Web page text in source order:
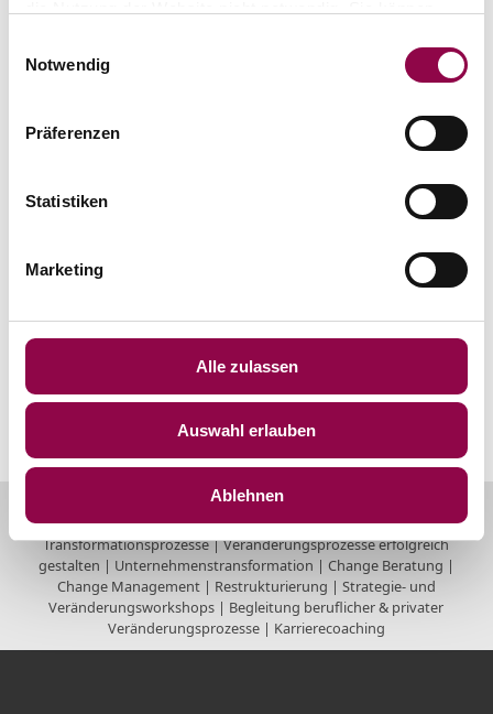
widerrufen oder ändern. Nähere Hinweise erhalten Sie in
. Wenn Sie unter 16
Diensten geben möchten, müssen Sie Ihre
Notwendig
Präferenzen
Statistiken
Marketing
Alle zulassen
Auswahl erlauben
Ablehnen
leichtle webdesign | Webdesing &
Die Europäische Kommission stellt eine
Plattform zur Online-Streitbeilegung (OS)
bereit: https://ec.europa.eu/consumers/odr
Unsere E-Mail-Adresse finden Sie oben im
Wir sind nicht bereit oder verpflichtet, an
Verbraucherschlichtungsstelle teilzunehmen.
www.e-recht24.de
Systemische Beratung für Unternehmen | Coaching für
Einzelpersonen | Systemischer Berater & Business Coach |
Transformationsprozesse | Veränderungsprozesse erfolgreich
gestalten | Unternehmenstransformation | Change Beratung |
Change Management | Restrukturierung | Strategie- und
Veränderungsworkshops | Begleitung beruflicher & privater
Veränderungsprozesse | Karrierecoaching